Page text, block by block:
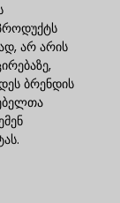
არ არის
ბრენდის